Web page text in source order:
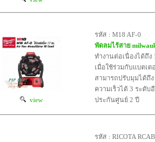
view
รหัส : M18 AF-0
พัดลมไร้สาย
ทำงานต่อเนื่องได้ถึง
เมื่อใช้ร่วมกับแบตเ
สามารถปรับมุมได้ถึง
ความเร็วได้ 3 ระดั
ประกันศูนย์ 2 ปี
รหัส : RICOTA